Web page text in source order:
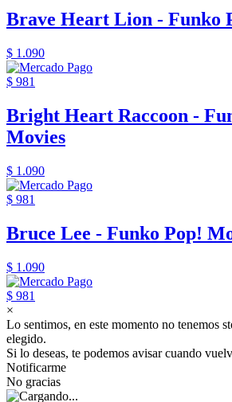
Brave Heart Lion - Funko
$ 1.090
$ 981
Bright Heart Raccoon -
Movies
$ 1.090
$ 981
Bruce Lee - Funko Pop!
$ 1.090
$ 981
×
Lo sentimos, en este momento no tenemos
elegido.
Si lo deseas, te podemos avisar cuando
Notificarme
No gracias